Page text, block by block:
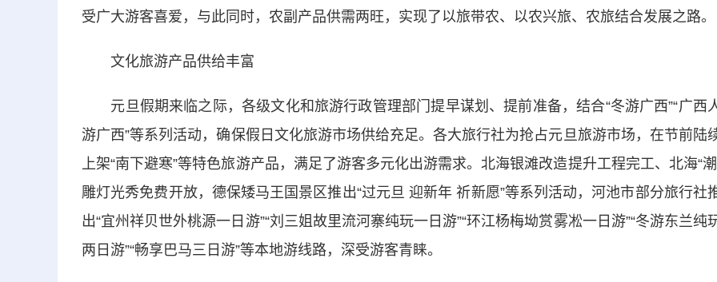
受广大游客喜爱，与此同时，农副产品供需两旺，实现了以旅带农、以农兴旅、农旅结合发展之路。
文化旅游产品供给丰富
元旦假期来临之际，各级文化和旅游行政管理部门提早谋划、提前准备，结合“冬游广西”“广西
游广西”等系列活动，确保假日文化旅游市场供给充足。各大旅行社为抢占元旦旅游市场，在节前陆
上架“南下避寒”等特色旅游产品，满足了游客多元化出游需求。北海银滩改造提升工程完工、北海“潮
雕灯光秀免费开放，德保矮马王国景区推出“过元旦 迎新年 祈新愿”等系列活动，河池市部分旅行社
出“宜州祥贝世外桃源一日游”“刘三姐故里流河寨纯玩一日游”“环江杨梅坳赏雾凇一日游”“冬游东兰纯
两日游”“畅享巴马三日游”等本地游线路，深受游客青睐。